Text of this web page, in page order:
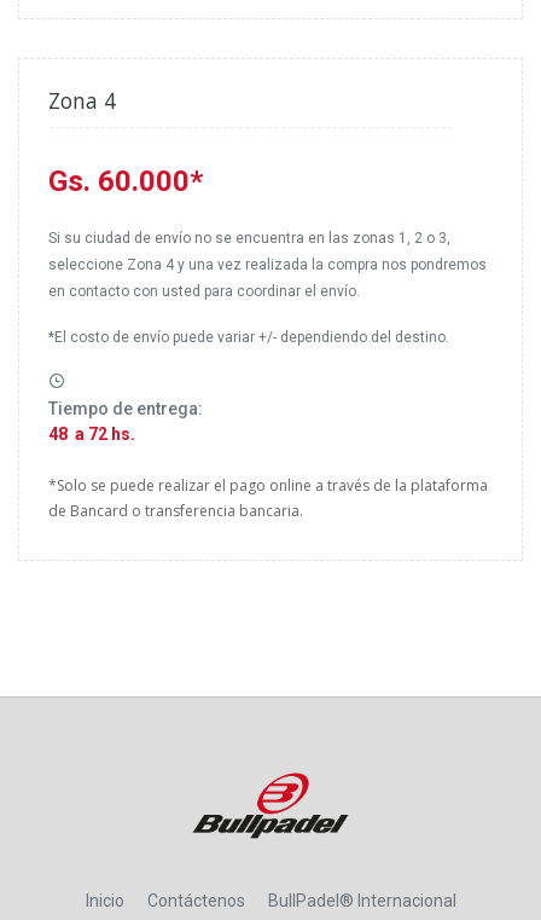
Zona 4
Gs. 60.000*
Si su ciudad de envío no se encuentra en las zonas 1, 2 o 3,
seleccione Zona 4 y una vez realizada la compra nos pondremos
en contacto con usted para coordinar el envío.
*El costo de envío puede variar +/- dependiendo del destino.
Tiempo de entrega:
48 a 72 hs.
*Solo se puede realizar el pago online a través de la plataforma
de Bancard o transferencia bancaria.
Inicio Contáctenos BullPadel® Internacional